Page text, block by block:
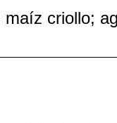
maíz criollo;